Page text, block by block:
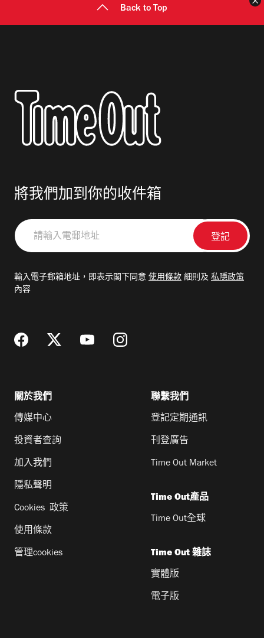
Back to Top
將我們加到你的收件箱
請
輸
郵
輸入電子郵箱地址，即表示閣下同意 使用條款 細則及 私隱政策
內容
關於我們
傳媒中心
投資者查詢
加入我們
隱私聲明
Cookies 政策
使用條款
管理cookies
聯繫我們
登記定期通訊
刊登廣告
Time Out Market
Time Out產品
Time Out全球
Time Out 雜誌
實體版
電子版